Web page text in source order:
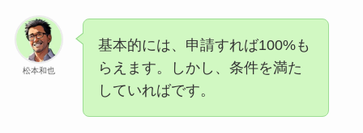
松本和也
基本的には、申請すれば100%も
らえます。しかし、条件を満た
していればです。